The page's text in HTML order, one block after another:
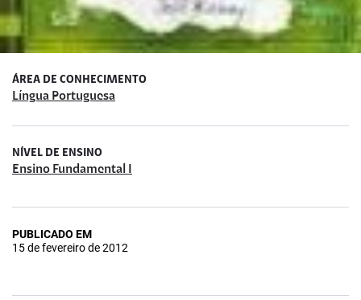
ÁREA DE CONHECIMENTO
Língua Portuguesa
NÍVEL DE ENSINO
Ensino Fundamental I
PUBLICADO EM
15 de fevereiro de 2012